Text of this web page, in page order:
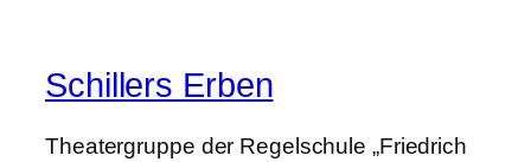
Schillers Erben
Theatergruppe der Regelschule „Friedrich